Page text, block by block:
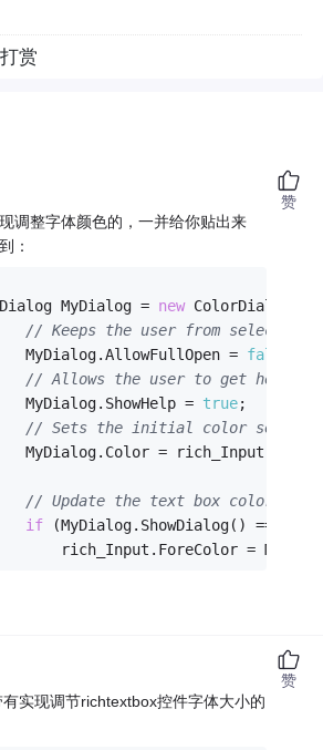
打赏
调整字体颜色的，一并给你贴出来
：
MyDialog =
new ColorDialog();
// Keeps the user from selecting
MyDialog.AllowFullOpen =
false
// Allows the user to get help.
MyDialog.ShowHelp =
true;
// Sets the initial color select
MyDialog.Color =
// Update the text box color if
if (MyDialog.ShowDialog() ==
rich_Input.ForeColor =
赞
实现调节richtextbox控件字体大小的
赞